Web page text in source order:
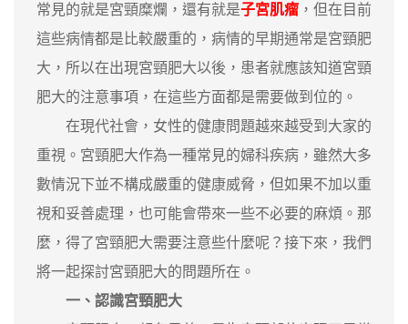
常見的就是宮頸糜爛，還有就是子宮肌瘤 ，但在目前
這些病情都是比較嚴重的，病情的早期通常是宮頸肥
大，所以在出現宮頸肥大以後，患者就應該知道宮頸
肥大的注意事項，在這些方面都是需要做到位的。
在現代社會，女性的健康問題越來越受到大家的
重視。宮頸肥大作為一種常見的婦科疾病，雖然大多
數情況下並不構成嚴重的健康威脅，但如果不加以重
視和妥善處理，也可能會帶來一些不必要的麻煩。那
麼，得了宮頸肥大需要注意些什麼呢？接下來，我們
將一起探討宮頸肥大的問題所在。
一、認識宮頸肥大